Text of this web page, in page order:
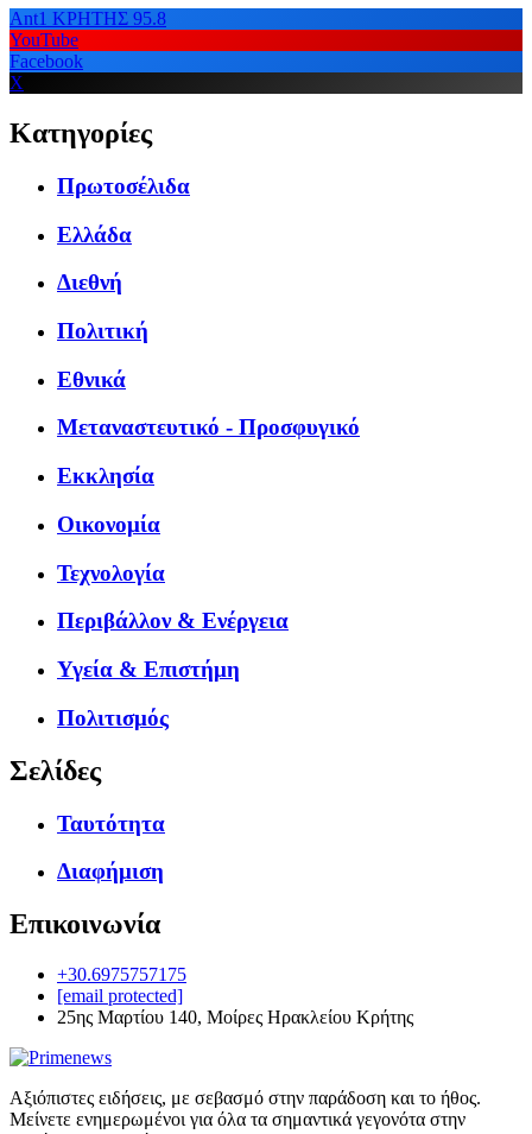
Ant1 ΚΡΗΤΗΣ 95.8
YouTube
Facebook
X
Κατηγορίες
Πρωτοσέλιδα
Ελλάδα
Διεθνή
Πολιτική
Εθνικά
Μεταναστευτικό - Προσφυγικό
Εκκλησία
Οικονομία
Τεχνολογία
Περιβάλλον & Ενέργεια
Υγεία & Επιστήμη
Πολιτισμός
Σελίδες
Ταυτότητα
Διαφήμιση
Επικοινωνία
+30.6975757175
[email protected]
25ης Μαρτίου 140, Μοίρες Ηρακλείου Κρήτης
Αξιόπιστες ειδήσεις, με σεβασμό στην παράδοση και το ήθος.
Μείνετε ενημερωμένοι για όλα τα σημαντικά γεγονότα στην